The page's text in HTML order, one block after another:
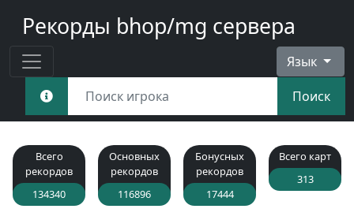
Рекорды bhop/mg сервера
Язык
Поиск
Всего
рекордов
134340
Основных
рекордов
116896
Бонусных
рекордов
17444
Всего карт
313